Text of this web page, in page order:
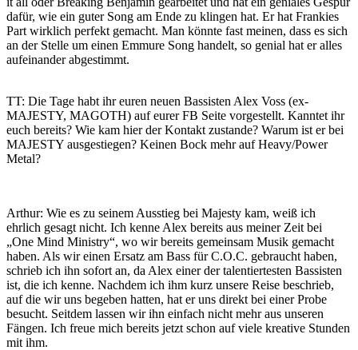
dafür, wie ein guter Song am Ende zu klingen hat. Er hat Frankies
Part wirklich perfekt gemacht. Man könnte fast meinen, dass es sich
an der Stelle um einen Emmure Song handelt, so genial hat er alles
aufeinander abgestimmt.
TT: Die Tage habt ihr euren neuen Bassisten Alex Voss (ex-
MAJESTY, MAGOTH) auf eurer FB Seite vorgestellt. Kanntet ihr
euch bereits? Wie kam hier der Kontakt zustande? Warum ist er bei
MAJESTY ausgestiegen? Keinen Bock mehr auf Heavy/Power
Metal?
Arthur: Wie es zu seinem Ausstieg bei Majesty kam, weiß ich
ehrlich gesagt nicht. Ich kenne Alex bereits aus meiner Zeit bei
„One Mind Ministry“, wo wir bereits gemeinsam Musik gemacht
haben. Als wir einen Ersatz am Bass für C.O.C. gebraucht haben,
schrieb ich ihn sofort an, da Alex einer der talentiertesten Bassisten
ist, die ich kenne. Nachdem ich ihm kurz unsere Reise beschrieb,
auf die wir uns begeben hatten, hat er uns direkt bei einer Probe
besucht. Seitdem lassen wir ihn einfach nicht mehr aus unseren
Fängen. Ich freue mich bereits jetzt schon auf viele kreative Stunden
mit ihm.